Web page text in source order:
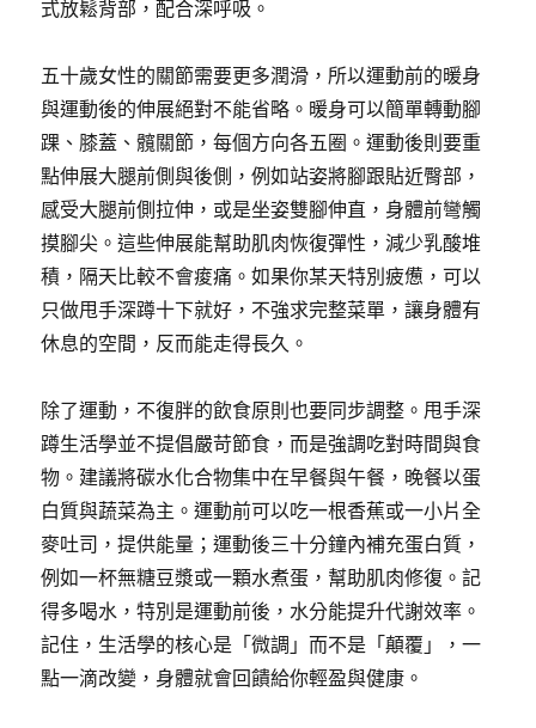
式放鬆背部，配合深呼吸。
五十歲女性的關節需要更多潤滑，所以運動前的暖身
與運動後的伸展絕對不能省略。暖身可以簡單轉動腳
踝、膝蓋、髖關節，每個方向各五圈。運動後則要重
點伸展大腿前側與後側，例如站姿將腳跟貼近臀部，
感受大腿前側拉伸，或是坐姿雙腳伸直，身體前彎觸
摸腳尖。這些伸展能幫助肌肉恢復彈性，減少乳酸堆
積，隔天比較不會痠痛。如果你某天特別疲憊，可以
只做甩手深蹲十下就好，不強求完整菜單，讓身體有
休息的空間，反而能走得長久。
除了運動，不復胖的飲食原則也要同步調整。甩手深
蹲生活學並不提倡嚴苛節食，而是強調吃對時間與食
物。建議將碳水化合物集中在早餐與午餐，晚餐以蛋
白質與蔬菜為主。運動前可以吃一根香蕉或一小片全
麥吐司，提供能量；運動後三十分鐘內補充蛋白質，
例如一杯無糖豆漿或一顆水煮蛋，幫助肌肉修復。記
得多喝水，特別是運動前後，水分能提升代謝效率。
記住，生活學的核心是「微調」而不是「顛覆」，一
點一滴改變，身體就會回饋給你輕盈與健康。